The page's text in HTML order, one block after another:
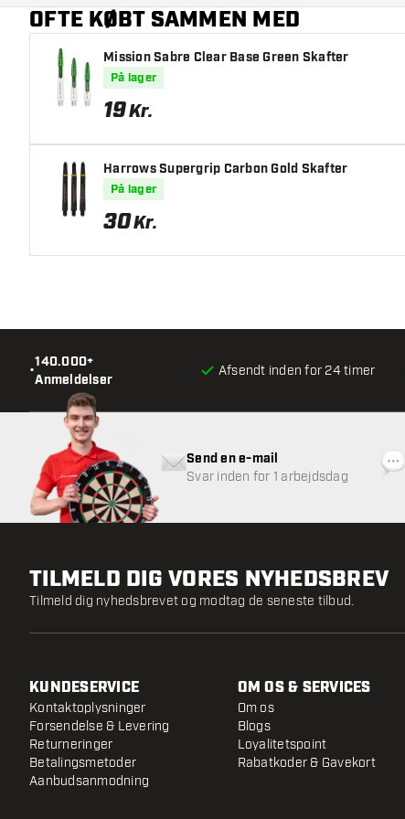
OFTE KØBT SAMMEN MED
Mission Sabre Clear Base Green Skafter
På lager
19Kr.
Harrows Supergrip Carbon Gold Skafter
På lager
30Kr.
•
140.000+
Anmeldelser
Afsendt inden for 24 timer
Send en e-mail
Svar inden for 1 arbejdsdag
TILMELD DIG VORES NYHEDSBREV
Tilmeld dig nyhedsbrevet og modtag de seneste tilbud.
KUNDESERVICE
Kontaktoplysninger
Forsendelse & Levering
Returneringer
Betalingsmetoder
Aanbudsanmodning
OM OS & SERVICES
Om os
Blogs
Loyalitetspoint
Rabatkoder & Gavekort